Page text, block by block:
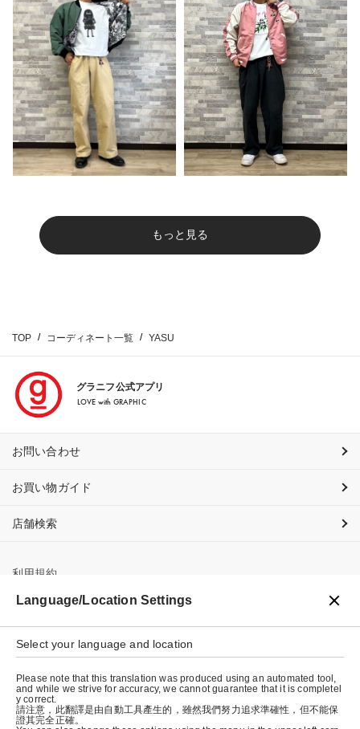
もっと見る
TOP コーディネート一覧 YASU
グラニフ公式アプリ
LOVE with GRAPHIC
お問い合わせ
お買い物ガイド
店舗検索
利用規約
プライバシーポリシー
特定商取引法に基づく表示
会社概要
Language/Location Settings
Select your language and location
Please note that this translation was produced using an automated tool,
and while we strive for accuracy, we cannot guarantee that it is completel
y correct.
請注意，此翻譯是由自動工具產生的，雖然我們努力追求準確性，但不能保
證其完全正確。